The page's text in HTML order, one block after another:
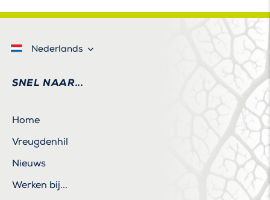
Nederlands
SNEL NAAR...
Home
Vreugdenhil
Nieuws
Werken bij...